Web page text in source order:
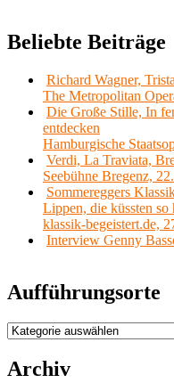
Beliebte Beiträge
Richard Wagner,
The Metropolitan
Die Große Stille, In
entdecken
Hamburgische
Verdi, La Traviata,
Seebühne Bregenz,
Sommereggers
Lippen, die küssten so
klassik-begeistert.de,
Interview Genny
Aufführungsorte
Aufführungsorte
Archiv